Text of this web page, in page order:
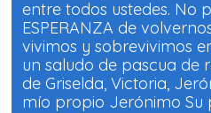
entre todos ustedes. No
ESPERANZA de
vivimos y sobrevivimos
un saludo de pascua de
de Griselda, Victoria,
mío propio Jerónimo Su